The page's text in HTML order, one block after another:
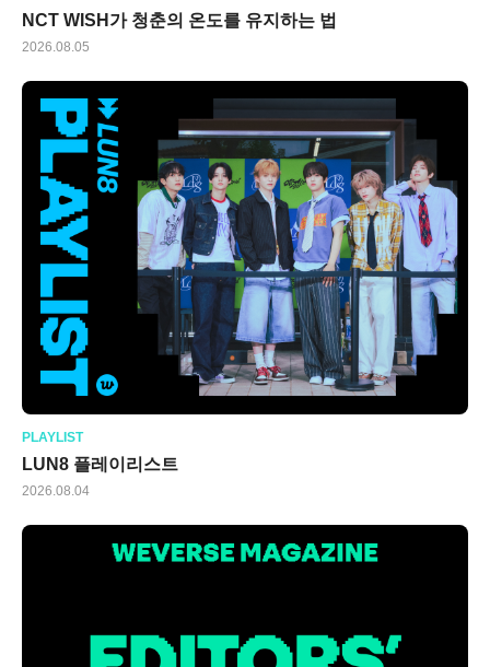
NCT WISH가 청춘의 온도를 유지하는 법
2026.08.05
PLAYLIST
LUN8 플레이리스트
2026.08.04